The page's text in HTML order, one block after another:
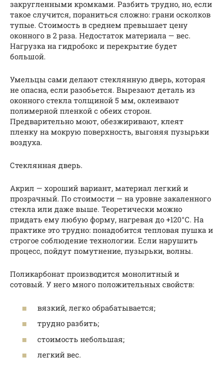
закругленными кромками. Разбить трудно, но, если
такое случится, пораниться сложно: грани осколков
тупые. Стоимость в среднем превышает цену
оконного в 2 раза. Недостаток материала — вес.
Нагрузка на гидробокс и перекрытие будет
большой.
Умельцы сами делают стеклянную дверь, которая
не опасна, если разобьется. Вырезают деталь из
оконного стекла толщиной 5 мм, оклеивают
полимерной пленкой с обеих сторон.
Предварительно моют, обезжиривают, клеят
пленку на мокрую поверхность, выгоняя пузырьки
воздуха.
Стеклянная дверь.
Акрил — хороший вариант, материал легкий и
прозрачный. По стоимости — на уровне закаленного
стекла или даже выше. Теоретически можно
придать ему любую форму, нагревая до +120°С. На
практике это трудно: понадобится тепловая пушка и
строгое соблюдение технологии. Если нарушить
процесс, пойдут помутнение, пузырьки, волны.
Поликарбонат производится монолитный и
сотовый. У него много положительных свойств:
вязкий, легко обрабатывается;
трудно разбить;
стоимость небольшая;
легкий вес.